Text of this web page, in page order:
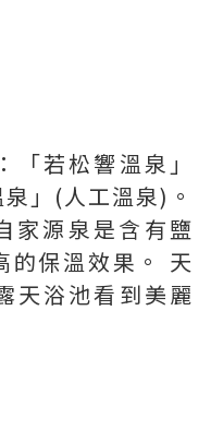
若松響溫泉」
」(人工溫泉)。
家源泉是含有鹽
的保溫效果。 天
天浴池看到美麗